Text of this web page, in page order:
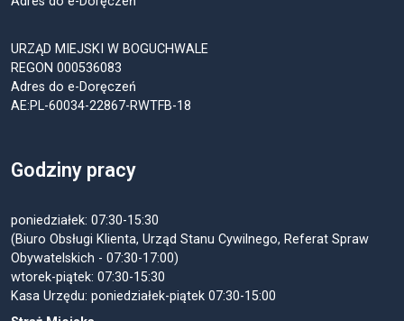
URZĄD MIEJSKI W BOGUCHWALE
REGON 000536083
Adres do e-Doręczeń
AE:PL-60034-22867-RWTFB-18
Godziny pracy
poniedziałek: 07:30-15:30
(Biuro Obsługi Klienta, Urząd Stanu Cywilnego, Referat Spraw
Obywatelskich - 07:30-17:00)
wtorek-piątek: 07:30-15:30
Kasa Urzędu: poniedziałek-piątek 07:30-15:00